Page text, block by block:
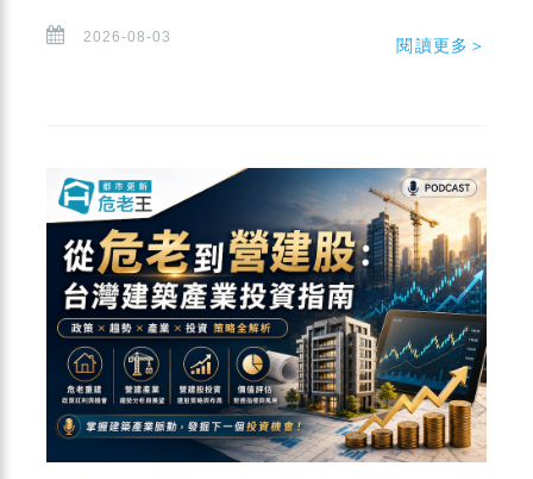
2026-08-03 閱讀更多＞